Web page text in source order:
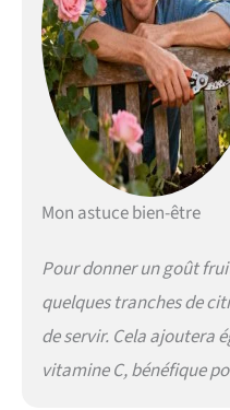
Mon astuce bien-être
Pour donner un goût
quelques tranches de
de servir. Cela ajoutera
vitamine C, bénéfique